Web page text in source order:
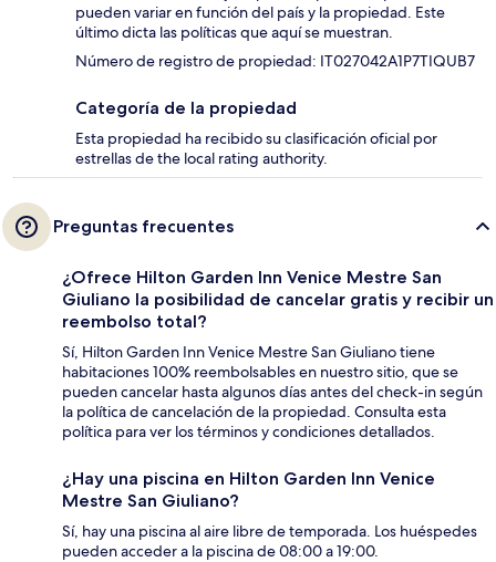
pueden variar en función del país y la propiedad. Este
último dicta las políticas que aquí se muestran.
Número de registro de propiedad: IT027042A1P7TIQUB7
Categoría de la propiedad
Esta propiedad ha recibido su clasificación oficial por
estrellas de the local rating authority.
Preguntas frecuentes
¿Ofrece Hilton Garden Inn Venice Mestre San
Giuliano la posibilidad de cancelar gratis y recibir un
reembolso total?
Sí, Hilton Garden Inn Venice Mestre San Giuliano tiene
habitaciones 100% reembolsables en nuestro sitio, que se
pueden cancelar hasta algunos días antes del check-in según
la política de cancelación de la propiedad. Consulta esta
política para ver los términos y condiciones detallados.
¿Hay una piscina en Hilton Garden Inn Venice
Mestre San Giuliano?
Sí, hay una piscina al aire libre de temporada. Los huéspedes
pueden acceder a la piscina de 08:00 a 19:00.